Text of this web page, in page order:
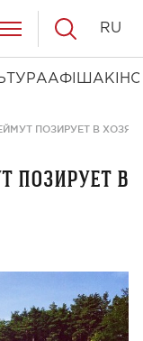
АФІША КІНО
RU
ПОЗИРУЕТ В
позирует в